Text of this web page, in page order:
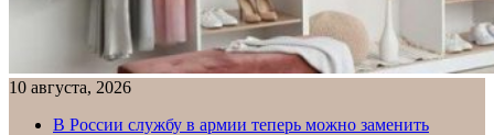
10 августа, 2026
В России службу в армии теперь можно заменить